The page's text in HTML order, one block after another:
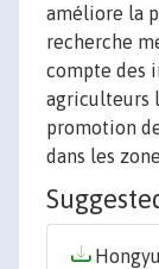
améliore la
recherche
compte des
agriculteurs
promotion
dans les